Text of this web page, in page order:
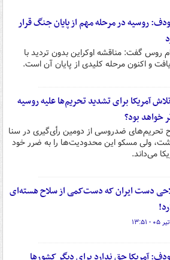
روسیه در مرحله مهم از پایان جنگ قرار
روس گفت: مناقشه اوکراین بدون تردید با
و اکنون مرحله کلیدی از پایان آن است.
تلاش آمریکا برای تشدید تحریم‌ها علیه روسیه
خواهد بود؟
تحریم‌های ضدروسی از دومین رأی‌گیری در سنا
ولی مسکو این محدودیت‌ها را به ضرر خود
می‌داند.
دست ایران که دست‌کمی از سلاح هسته‌ای